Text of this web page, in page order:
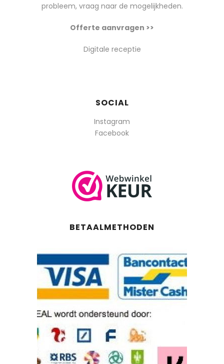
probleem, vraag naar de mogelijkheden.
Offerte aanvragen >>
Digitale receptie
SOCIAL
Instagram
Facebook
BETAALMETHODEN